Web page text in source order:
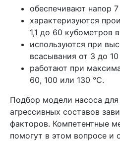
обеспечивают напор
характеризуются
1,1 до 60 кубометров
используются при
всасывания от 3 до
работают при
60, 100 или 130 °C.
Подбор модели насоса для
агрессивных составов
факторов. Компетентные
помогут в этом вопросе и